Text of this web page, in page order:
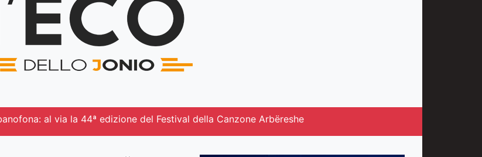
al via la 44ª edizione del Festival della Canzone Arbëreshe